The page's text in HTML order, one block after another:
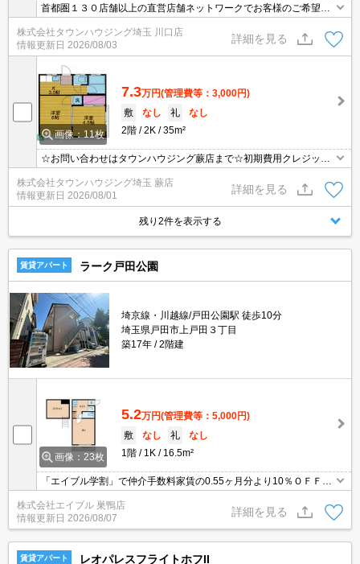
首都圏１３０店舗以上の直営店舗ネットワークでお客様のご希望に
合ったお部屋をお探しさせて頂きます☆賃貸市場に出ている情報を
まとめてご紹介☆何でもご相談下さい♪
株式会社タウンハウジング埼玉 川口店
情報更新日 2026/08/03
詳細を見る
画像：11枚
7.3万円(管理費等：3,000円)
敷
なし 礼
なし
2階
2K 35m²
☆お問い合わせはタウンハウジング蕨店まで☆初期費用クレジット
決済相談☆オンラインでの内見・契約もお気軽にご相談ください！
株式会社タウンハウジング埼玉 蕨店
情報更新日 2026/08/01
詳細を見る
残り2件を表示する
賃貸アパート ラーク戸田公園
埼京線・川越線/戸田公園駅 徒歩10分
埼玉県戸田市上戸田３丁目
築17年
2階建
画像：23枚
5.2万円(管理費等：5,000円)
敷
なし 礼
なし
1階
1K 16.5m²
「エイブル学割」で仲介手数料家賃の0.55ヶ月分より10％ＯＦＦ。
エイブル女子割で仲介手数料家賃の0.55ヶ月分より10％ＯＦＦ。保
証委託料※総賃料に対し初回50%（最低2万円）月額2％。
株式会社エイブル 巣鴨店
情報更新日 2026/08/07
詳細を見る
賃貸アパート レオパレスフライトホフII